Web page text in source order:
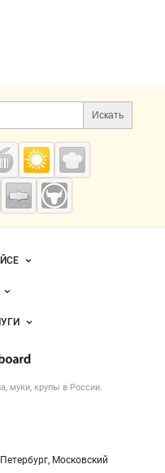
по сайту и
Искать
проекты
Grainboard.ru
— зерно и
мука
муки, крупы в России.
Московский
данных